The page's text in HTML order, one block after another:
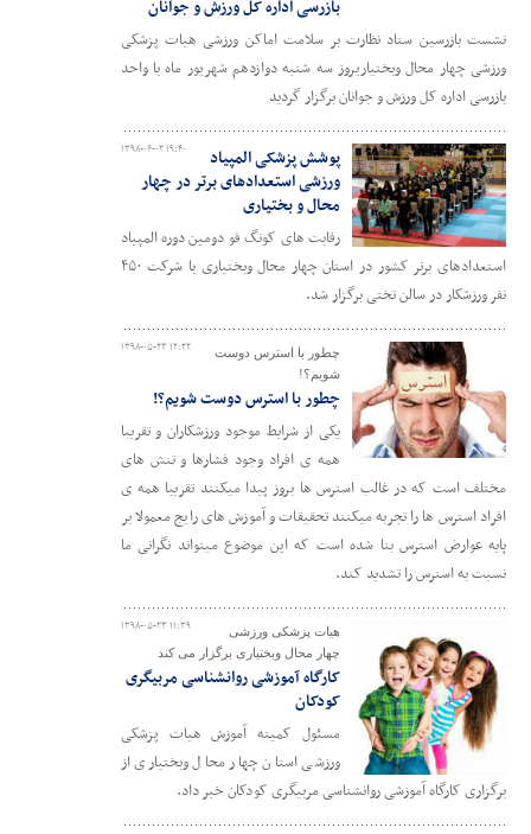
بازرسی اداره کل ورزش و جوانان
نشست بازرسین ستاد نظارت بر سلامت اماکن ورزشی هیات پزشکی
ورزشی چهار محال وبختیاریروز سه شنبه دوازدهم شهریور ماه با واحد
بازرسی اداره کل ورزش و جوانان برگزار گردید
۱۳۹۸-۰۶-۰۲ ۱۹:۴۰
پوشش پزشکی المپیاد
ورزشی استعدادهای برتر در چهار
محال و بختیاری
رقابت های کونگ فو دومین دوره المپیاد
استعدادهای برتر کشور در استان چهار محال وبختیاری با شرکت ۴۵۰
نفر ورزشکار در سالن تختی برگزار شد.
۱۳۹۸-۰۵-۲۳ ۱۲:۲۲
چطور با استرس دوست
شویم؟!
چطور با استرس دوست شویم؟!
یکی از شرایط موجود ورزشکاران و تقریبا
همه ی افراد وجود فشارها و تنش های
مختلف است که در غالب استرس ها بروز پیدا میکنند تقریبا همه ی
افراد استرس ها را تجربه میکنند تحقیقات و آموزش های رایج معمولا بر
پایه عوارض استرس بنا شده است که این موضوع میتواند نگرانی ما
نسبت به استرس را تشدید کند.
۱۳۹۸-۰۵-۲۳ ۱۱:۳۹
هیات پزشکی ورزشی
چهار محال وبختیاری برگزار می کند
کارگاه آموزشی روانشناسی مربیگری
کودکان
مسئول کمیته آموزش هیات پزشکی
ورزشی استان چهار محال وبختیاری از
برگزاری کارگاه آموزشی روانشناسی مربیگری کودکان خبر داد.